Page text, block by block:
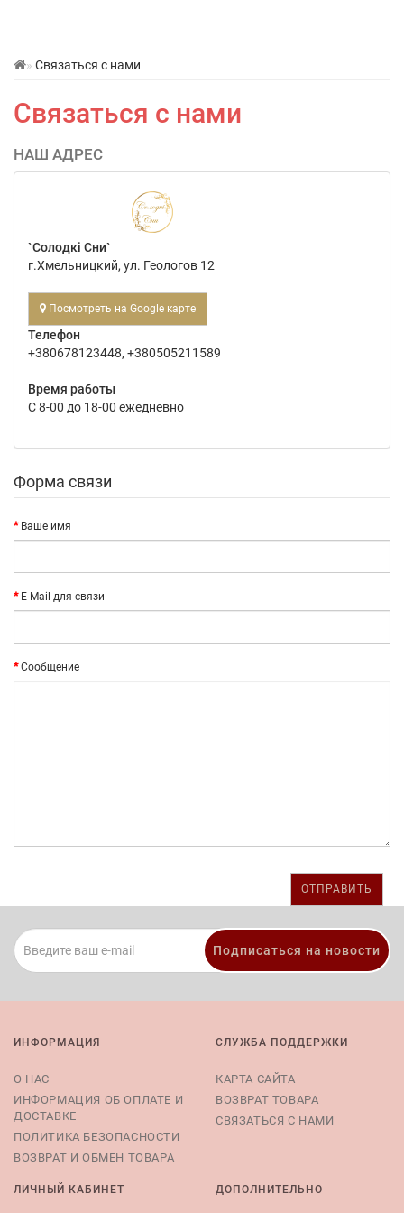
Связаться с нами
Связаться с нами
НАШ АДРЕС
`Солодкі Сни`
г.Хмельницкий, ул. Геологов 12
Посмотреть на Google карте
Телефон
+380678123448, +380505211589
Время работы
С 8-00 до 18-00 ежедневно
Форма связи
Ваше имя
E-Mail для связи
Сообщение
Подписаться на новости
ИНФОРМАЦИЯ
О НАС
ИНФОРМАЦИЯ ОБ ОПЛАТЕ И
ДОСТАВКЕ
ПОЛИТИКА БЕЗОПАСНОСТИ
ВОЗВРАТ И ОБМЕН ТОВАРА
СЛУЖБА ПОДДЕРЖКИ
КАРТА САЙТА
ВОЗВРАТ ТОВАРА
СВЯЗАТЬСЯ С НАМИ
ЛИЧНЫЙ КАБИНЕТ ДОПОЛНИТЕЛЬНО